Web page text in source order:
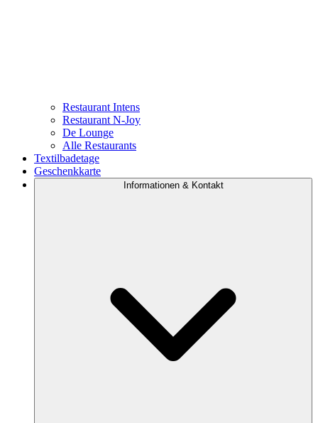
Restaurant Intens
Restaurant N-Joy
De Lounge
Alle Restaurants
Textilbadetage
Geschenkkarte
Informationen & Kontakt